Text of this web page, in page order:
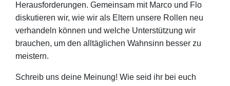
Herausforderungen. Gemeinsam mit Marco und Flo
diskutieren wir, wie wir als Eltern unsere Rollen neu
verhandeln können und welche Unterstützung wir
brauchen, um den alltäglichen Wahnsinn besser zu
meistern.
Schreib uns deine Meinung! Wie seid ihr bei euch